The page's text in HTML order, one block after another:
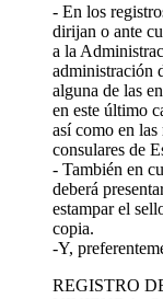
- En los
dirijan o ante
a la
administración
alguna de las
en este último
así como en
consulares de
- También en
deberá
estampar el
copia.
-Y,
REGISTRO